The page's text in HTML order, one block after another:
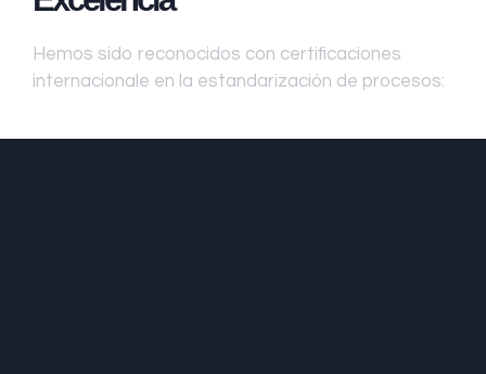
Hemos sido reconocidos con certificaciones
internacionale en la estandarización de procesos: